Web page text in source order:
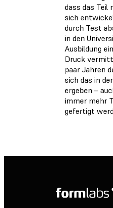
dass das Teil
sich
durch Test
in den
Ausbildung
Druck
paar Jahren
sich das in
ergeben –
immer mehr
gefertigt